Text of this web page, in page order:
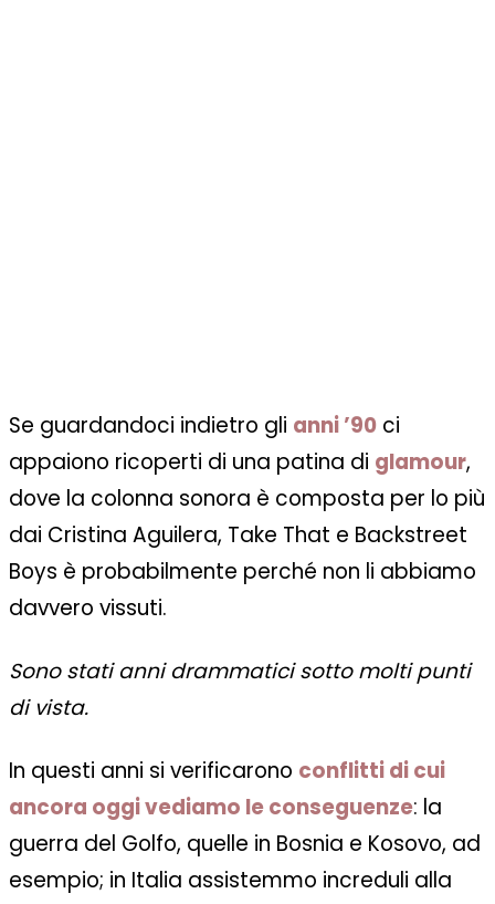
Se guardandoci indietro gli anni ’90 ci
appaiono ricoperti di una patina di glamour,
dove la colonna sonora è composta per lo più
dai Cristina Aguilera, Take That e Backstreet
Boys è probabilmente perché non li abbiamo
davvero vissuti.
Sono stati anni drammatici sotto molti punti
di vista.
In questi anni si verificarono conflitti di cui
ancora oggi vediamo le conseguenze: la
guerra del Golfo, quelle in Bosnia e Kosovo, ad
esempio; in Italia assistemmo increduli alla